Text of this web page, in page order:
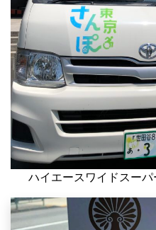
ハイエースワイドスーパ